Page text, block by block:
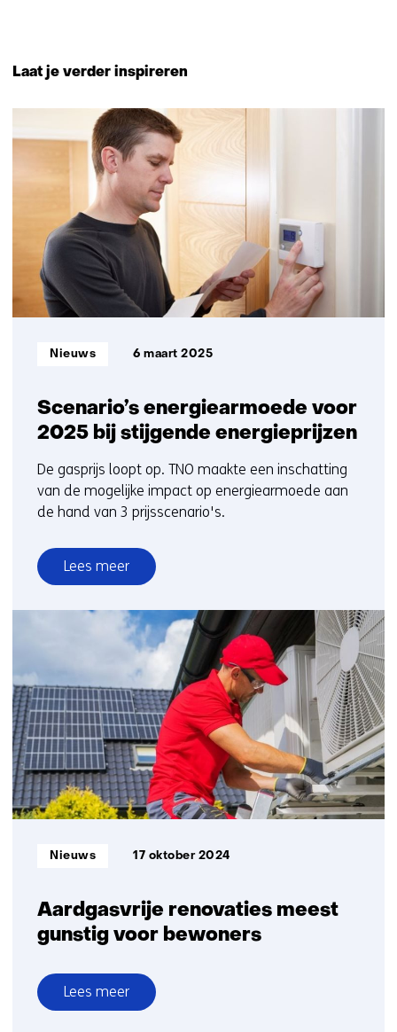
(Neem
Laat je verder inspireren
resultaten,
getoond
t/m
Scenario’s energiearmoede voor
2025 bij stijgende energieprijzen
Informatietype:
Nieuws 6 maart 2025
De gasprijs loopt op. TNO maakte een inschatting
van de mogelijke impact op energiearmoede aan
de hand van 3 prijsscenario's.
Lees meer
over
Scenario’s
energiearmoede
2025
bij
stijgende
energieprijzen
Aardgasvrije renovaties meest
gunstig voor bewoners
Informatietype:
Nieuws 17 oktober 2024
Lees meer
over